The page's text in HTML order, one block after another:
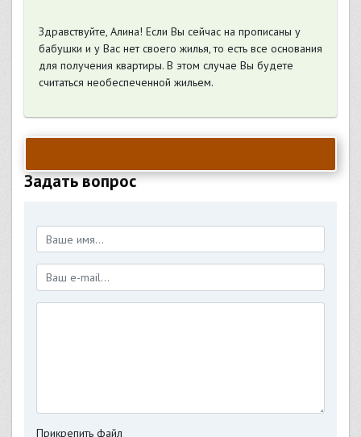
Здравствуйте, Алина! Если Вы сейчас на прописаны у
бабушки и у Вас нет своего жилья, то есть все основания
для получения квартиры. В этом случае Вы будете
считаться необеспеченной жильем.
Задать вопрос
Прикрепить файл